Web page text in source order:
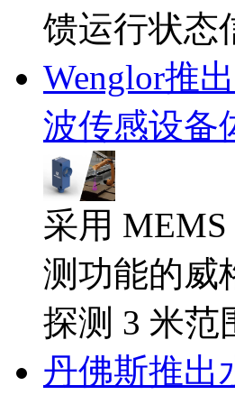
馈运行状态
Wenglor推
波传感设备
采用
测功能的威
探测 3 米范
丹佛斯推出